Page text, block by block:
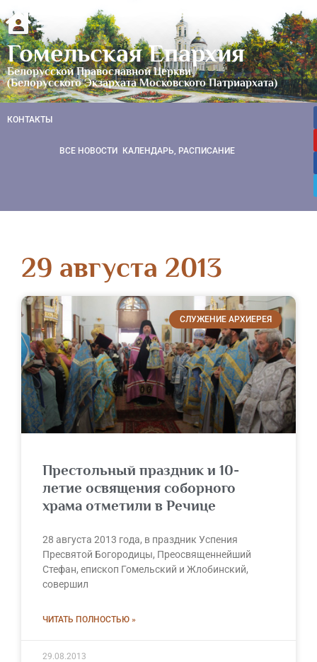
Гомельская Епархия
Белорусской Православной Церкви
(Белорусского Экзархата Московского Патриархата)
КОНТАКТЫ
ВСЕ НОВОСТИ КАЛЕНДАРЬ, РАСПИСАНИЕ
29 августа 2013
СЛУЖЕНИЕ АРХИЕРЕЯ
Престольный праздник и 10-
летие освящения соборного
храма отметили в Речице
28 августа 2013 года, в праздник Успения
Пресвятой Богородицы, Преосвященнейший
Стефан, епископ Гомельский и Жлобинский,
совершил
ЧИТАТЬ ПОЛНОСТЬЮ »
29.08.2013